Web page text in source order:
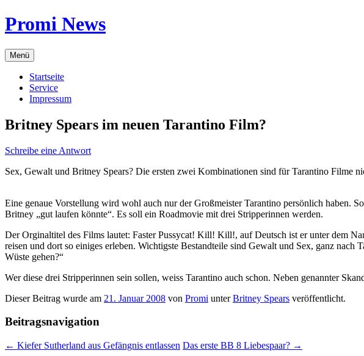
Zum
Inhalt
Promi News
Menü
Startseite
Service
Impressum
Britney Spears im neuen Tarantino Film?
Schreibe eine Antwort
Sex, Gewalt und Britney Spears? Die ersten zwei Kombinationen sind für Tarantino Filme
Eine genaue Vorstellung wird wohl auch nur der Großmeister Tarantino persönlich haben.
Britney „gut laufen könnte“. Es soll ein Roadmovie mit drei Stripperinnen werden.
Der Orginaltitel des Films lautet: Faster Pussycat! Kill! Kill!, auf Deutsch ist er unter dem
reisen und dort so einiges erleben. Wichtigste Bestandteile sind Gewalt und Sex, ganz
Wüste gehen?“
Wer diese drei Stripperinnen sein sollen, weiss Tarantino auch schon. Neben genannter
Dieser Beitrag wurde am 21. Januar 2008 von Promi unterBritney Spears veröffentlicht.
Beitragsnavigation
← Kiefer Sutherland aus Gefängnis entlassen Das erste BB 8 Liebespaar? →